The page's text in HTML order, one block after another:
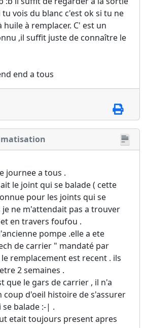
tu vois du blanc c'est ok si tu ne
à remplacer. C' est un
,il suffit juste de connaître le
end a tous
journee a tous .
le joint qui se balade ( cette
pour les joints qui se
je ne m'attendait pas a trouver
en travers foufou .
pompe .elle a ete
de carrier " mandaté par
remplacement est recent . ils
2 semaines .
que le gars de carrier , il n'a
coup d'oeil histoire de s'assurer
balade :-| .
etait toujours present apres